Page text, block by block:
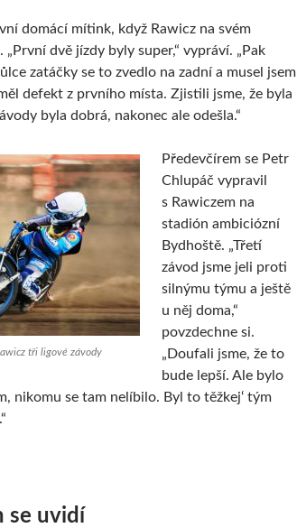
domácí mítink, když Rawicz na svém
dvě jízdy byly super,“ vypráví. „Pak
zatáčky se to zvedlo na zadní a musel jsem
defekt z prvního místa. Zjistili jsme, že byla
byla dobrá, nakonec ale odešla.“
tři ligové závody
Předevčírem se Petr
Chlupáč vypravil
s Rawiczem na
stadión ambiciózní
Bydhoště. „Třetí
závod jsme jeli proti
silnýmu týmu a ještě
u něj doma,“
povzdechne si.
„Doufali jsme, že to
bude lepší. Ale bylo
nikomu se tam nelíbilo. Byl to těžkej‘ tým
se uvidí